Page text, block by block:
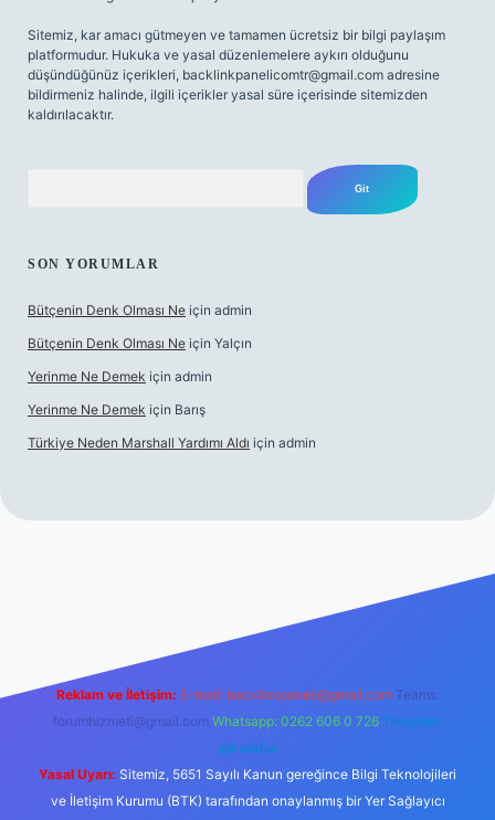
Sitemiz, kar amacı gütmeyen ve tamamen ücretsiz bir bilgi paylaşım
platformudur. Hukuka ve yasal düzenlemelere aykırı olduğunu
düşündüğünüz içerikleri, backlinkpanelicomtr@gmail.com adresine
bildirmeniz halinde, ilgili içerikler yasal süre içerisinde sitemizden
kaldırılacaktır.
SON YORUMLAR
Bütçenin Denk Olması Ne için admin
Bütçenin Denk Olması Ne için Yalçın
Yerinme Ne Demek için admin
Yerinme Ne Demek için Barış
Türkiye Neden Marshall Yardımı Aldı için admin
hiltonbet yeni giriş
Reklam ve İletişim: E-mail: backlinkpaneli@gmail.com Teams:
forumhizmeti@gmail.com Whatsapp: 0262 606 0 726 Telegram:
@karabul
Yasal Uyarı: Sitemiz, 5651 Sayılı Kanun gereğince Bilgi Teknolojileri
ve İletişim Kurumu (BTK) tarafından onaylanmış bir Yer Sağlayıcı